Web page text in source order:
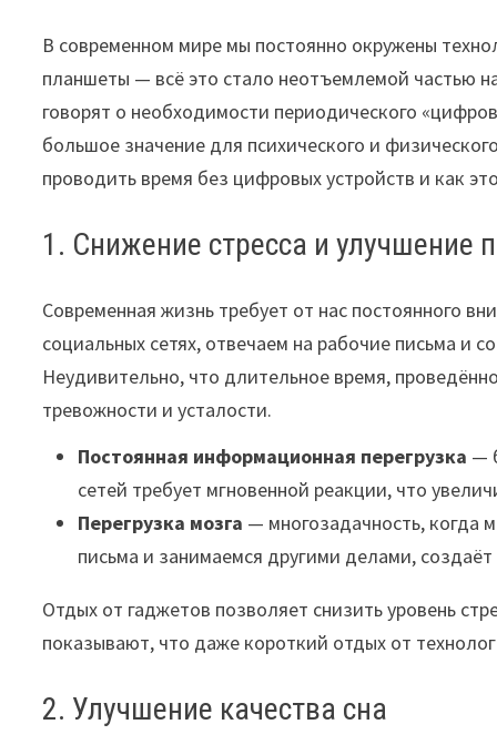
В современном мире мы постоянно окружены
планшеты — всё это стало неотъемлемой частью
говорят о необходимости периодического
большое значение для психического и
проводить время без цифровых устройств и как
1. Снижение стресса и улучшение
Современная жизнь требует от нас постоянного
социальных сетях, отвечаем на рабочие письма и
Неудивительно, что длительное время,
тревожности и усталости.
Постоянная информационная перегрузка —
сетей требует мгновенной реакции, что
Перегрузка мозга — многозадачность, когда
письма и занимаемся другими делами,
Отдых от гаджетов позволяет снизить уровень
показывают, что даже короткий отдых от
2. Улучшение качества сна